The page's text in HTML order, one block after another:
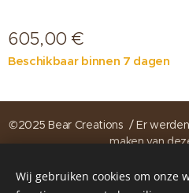
605,00 €
Beschikbaar binnen 7 dagen
©2025 Bear Creations / Er
maken van
https://www.instagram.com/
Wij gebruiken cookies om onze